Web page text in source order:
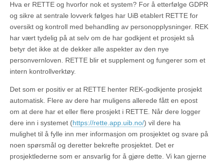
Hva er RETTE og hvorfor nok et system? For å etterfølge GDPR
og sikre at sentrale lovverk følges har UiB etablert RETTE for
oversikt og kontroll med behandling av personopplysninger. REK
har vært tydelig på at selv om de har godkjent et prosjekt så
betyr det ikke at de dekker alle aspekter av den nye
personvernloven. RETTE blir et supplement og fungerer som et
intern kontrollverktøy.
Det som er positiv er at RETTE henter REK-godkjente prosjekt
automatisk. Flere av dere har muligens allerede fått en epost
om at dere har et eller flere prosjekt i RETTE. Når dere logger
dere inn i systemet (https://rette.app.uib.no/) vil dere ha
mulighet til å fylle inn mer informasjon om prosjektet og svare på
noen spørsmål og deretter bekrefte prosjektet. Det er
prosjektlederne som er ansvarlig for å gjøre dette. Vi kan gjerne